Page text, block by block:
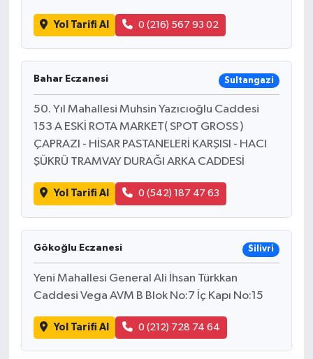
Yol Tarifi Al 0 (216) 567 93 02
Bahar Eczanesi Sultangazi
50. Yıl Mahallesi Muhsin Yazıcıoğlu Caddesi
153 A ESKİ ROTA MARKET( SPOT GROSS )
ÇAPRAZI - HİSAR PASTANELERİ KARŞISI - HACI
ŞÜKRÜ TRAMVAY DURAĞI ARKA CADDESİ
Yol Tarifi Al 0 (542) 187 47 63
Gökoğlu Eczanesi Silivri
Yeni Mahallesi General Ali İhsan Türkkan
Caddesi Vega AVM B Blok No:7 İç Kapı No:15
Yol Tarifi Al 0 (212) 728 74 64